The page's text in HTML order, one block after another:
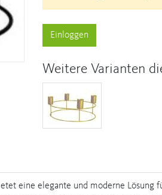
Einloggen
Weitere Varianten
eine elegante und moderne